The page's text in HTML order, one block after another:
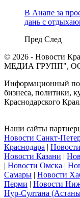
В Анапе за
дань с
Пред След
© 2026 - Новости
МЕДИА ГРУПП",
Информационный
бизнеса, политики,
Краснодарского Края.
Наши сайты
Новости Санкт-
Краснодара |
Новости Казани |
| Новости Омска |
Самары | Новости
Перми | Новости
Нур-Султана